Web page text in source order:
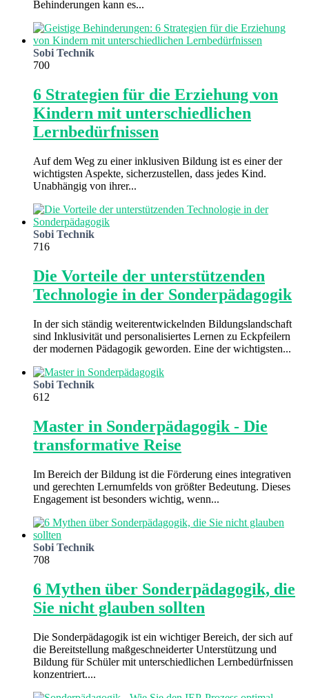
Behinderungen kann es...
Sobi Technik
700
6 Strategien für die Erziehung von
Kindern mit unterschiedlichen
Lernbedürfnissen
Auf dem Weg zu einer inklusiven Bildung ist es einer der
wichtigsten Aspekte, sicherzustellen, dass jedes Kind.
Unabhängig von ihrer...
Sobi Technik
716
Die Vorteile der unterstützenden
Technologie in der Sonderpädagogik
In der sich ständig weiterentwickelnden Bildungslandschaft
sind Inklusivität und personalisiertes Lernen zu Eckpfeilern
der modernen Pädagogik geworden. Eine der wichtigsten...
Sobi Technik
612
Master in Sonderpädagogik - Die
transformative Reise
Im Bereich der Bildung ist die Förderung eines integrativen
und gerechten Lernumfelds von größter Bedeutung. Dieses
Engagement ist besonders wichtig, wenn...
Sobi Technik
708
6 Mythen über Sonderpädagogik, die
Sie nicht glauben sollten
Die Sonderpädagogik ist ein wichtiger Bereich, der sich auf
die Bereitstellung maßgeschneiderter Unterstützung und
Bildung für Schüler mit unterschiedlichen Lernbedürfnissen
konzentriert....